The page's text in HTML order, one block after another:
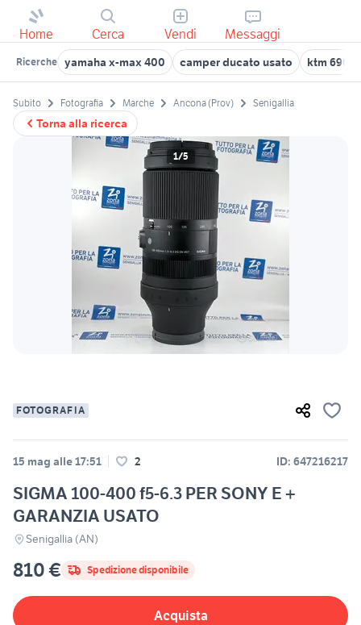
Home Cerca Vendi Messaggi
Ricerche yamaha x-max 400 camper ducato usato ktm 690
Torna alla ricerca
Subito Fotografia Marche Ancona (Prov) Senigallia
1/5
FOTOGRAFIA
15 mag alle 17:51 2 ID: 647216217
SIGMA 100-400 f5-6.3 PER SONY E +
GARANZIA USATO
Senigallia (AN)
810 € Spedizione disponibile
Acquista